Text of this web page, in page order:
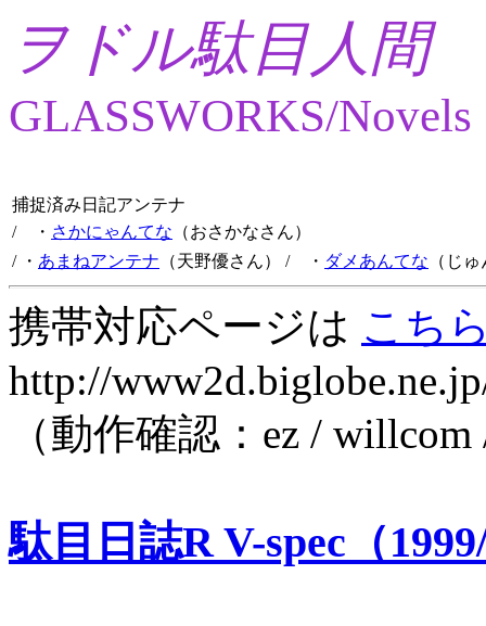
ヲドル駄目人間
GLASSWORKS/Novels
捕捉済み日記アンテナ
/ ・ さかにゃんてな （おさかなさん）
/ ・ あまねアンテナ （天野優さん） / ・ ダメあんてな （じ
携帯対応ページは こち
http://
（動作確認：ez /
駄目日誌R V-spec（